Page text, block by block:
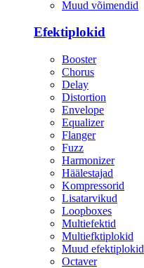
Muud võimendid
Efektiplokid
Booster
Chorus
Delay
Distortion
Envelope
Equalizer
Flanger
Fuzz
Harmonizer
Häälestajad
Kompressorid
Lisatarvikud
Loopboxes
Multiefektid
Multiefktiplokid
Muud efektiplokid
Octaver